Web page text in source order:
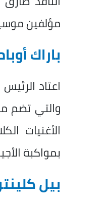
مؤلفين
باراك
اعتاد
الأغنيات
بمواكبة
بيل